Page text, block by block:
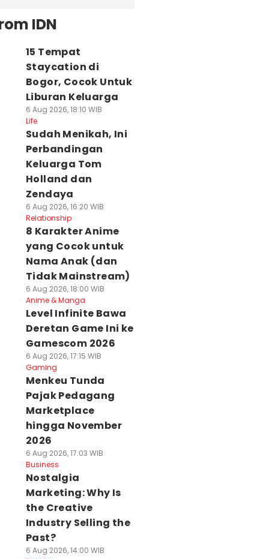
IDN
15 Tempat
Staycation di
Bogor, Cocok Untuk
Liburan Keluarga
6 Aug 2026, 18:10 WIB
Life
Sudah Menikah, Ini
Perbandingan
Keluarga Tom
Holland dan
Zendaya
6 Aug 2026, 16:20 WIB
Relationship
8 Karakter Anime
yang Cocok untuk
Nama Anak (dan
Tidak Mainstream)
6 Aug 2026, 18:00 WIB
Anime & Manga
Level Infinite Bawa
Deretan Game Ini ke
Gamescom 2026
6 Aug 2026, 17:15 WIB
Gaming
Menkeu Tunda
Pajak Pedagang
Marketplace
hingga November
2026
6 Aug 2026, 17:03 WIB
Business
Nostalgia
Marketing: Why Is
the Creative
Industry Selling the
Past?
6 Aug 2026, 14:00 WIB